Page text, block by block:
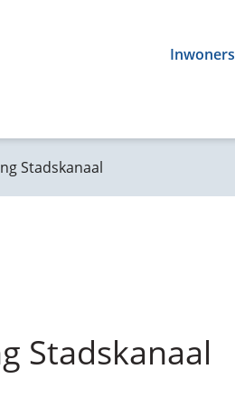
Inwoners
Stadskanaal
Stadskanaal